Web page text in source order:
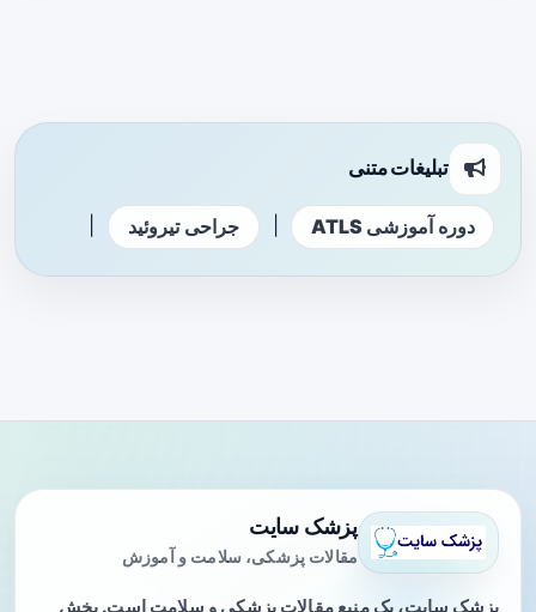
تبلیغات متنی
دوره آموزشی ATLS جراحی تیروئید
پزشک سایت
مقالات پزشکی، سلامت و آموزش
پزشک سایت، یک منبع مقالات پزشکی و سلامت است. بخش